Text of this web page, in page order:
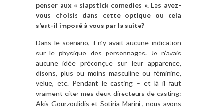
penser aux « slapstick comedies ». Les avez-
vous choisis dans cette optique ou cela
s’est-il imposé à vous par la suite?
Dans le scénario, il n’y avait aucune indication
sur le physique des personnages. Je n’avais
aucune idée préconçue sur leur apparence,
disons, plus ou moins masculine ou féminine,
velue, etc. Pendant le casting – et là il faut
vraiment citer mes deux directeurs de casting:
Akis Gourzoulidis et Sotiria Marini-, nous avons